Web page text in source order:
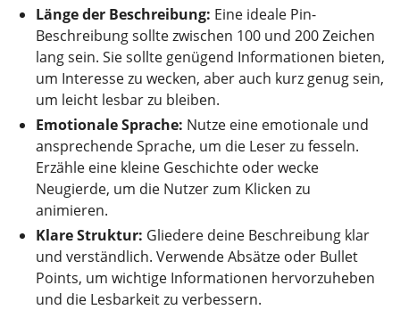
Länge der Beschreibung: Eine ideale Pin-
Beschreibung sollte zwischen 100 und 200 Zeichen
lang sein. Sie sollte genügend Informationen bieten,
um Interesse zu wecken, aber auch kurz genug sein,
um leicht lesbar zu bleiben.
Emotionale Sprache: Nutze eine emotionale und
ansprechende Sprache, um die Leser zu fesseln.
Erzähle eine kleine Geschichte oder wecke
Neugierde, um die Nutzer zum Klicken zu
animieren.
Klare Struktur: Gliedere deine Beschreibung klar
und verständlich. Verwende Absätze oder Bullet
Points, um wichtige Informationen hervorzuheben
und die Lesbarkeit zu verbessern.